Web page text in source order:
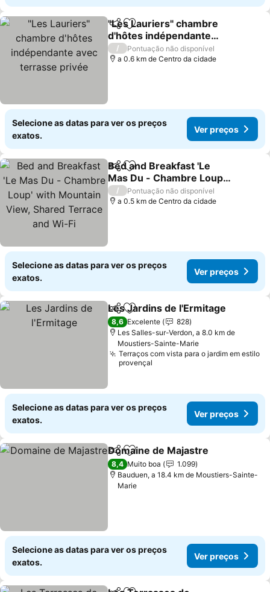
PartilharAdicionar aos favoritos
"Les Lauriers" chambre
d'hôtes indépendante
avec terrasse privée
Ver preços
/
Pontuação não disponível
a 0.6 km de Centro da cidade
Selecione as datas para ver os preços
exatos.
Ver preços
PartilharAdicionar aos favoritos
Bed and Breakfast 'Le
Mas Du - Chambre Loup'
with Mountain View,
Shared Terrace and Wi-Fi
Ver preços
/
Pontuação não disponível
a 0.5 km de Centro da cidade
Selecione as datas para ver os preços
exatos.
Ver preços
PartilharAdicionar aos favoritos
Les Jardins de l'Ermitage
8,6 Excelente
828
Les Salles-sur-Verdon, a 8.0 km de
Moustiers-Sainte-Marie
Terraços com vista para o jardim em estilo
provençal
Selecione as datas para ver os preços
exatos.
Ver preços
PartilharAdicionar aos favoritos
Domaine de Majastre
8,4 Muito boa
1.099
Bauduen, a 18.4 km de Moustiers-Sainte-
Marie
Selecione as datas para ver os preços
exatos.
Ver preços